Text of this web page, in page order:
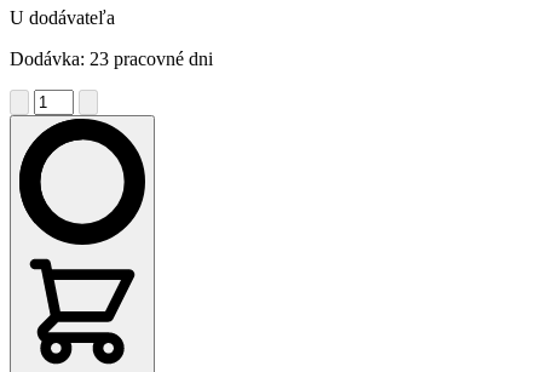
U dodávateľa
Dodávka: 23 pracovné dni